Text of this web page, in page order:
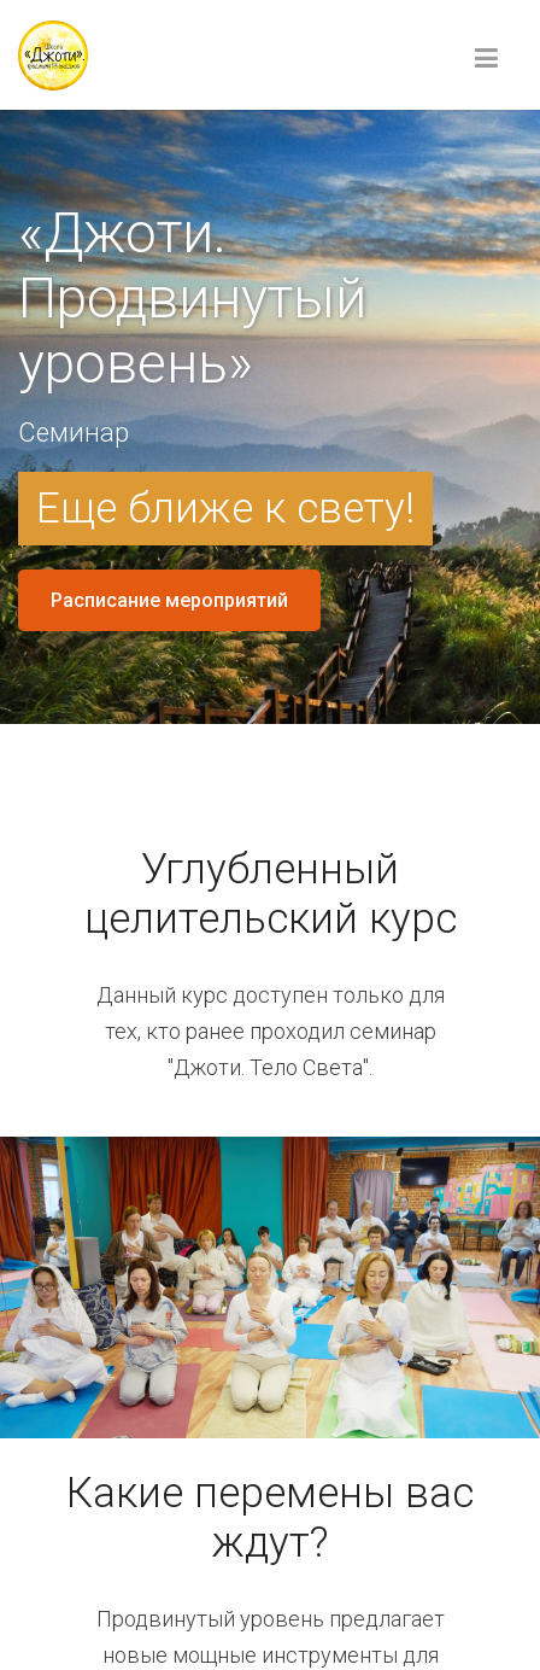
«Джоти.
Продвинутый
уровень»
Семинар
Еще ближе к свету!
Расписание мероприятий
Углубленный
целительский курс
Данный курс доступен только для
тех, кто ранее проходил семинар
"Джоти. Тело Света".
Какие перемены вас
ждут?
Продвинутый уровень предлагает
новые мощные инструменты для